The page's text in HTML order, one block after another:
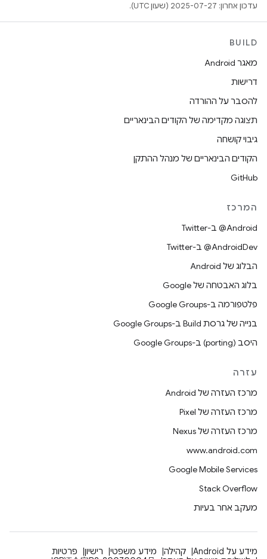
עדכון אחרון: 2025-07-27 (שעון UTC).
BUILD
מאגר Android
דרישות
להסבר על ההורדה
תצוגה מקדימה של הקודים הבינאריים
גיבוי קושחה
הקודים הבינאריים של מנהל ההתקן
GitHub
המרכז
‎@Android ב-Twitter
‎@AndroidDev ב-Twitter
הבלוג של Android
בלוג האבטחה של Google
פלטפורמה ב-Google Groups
בנייה של גרסת Build ב-Google Groups
היסב (porting) ב-Google Groups
עזרה
מרכז העזרה של Android
מרכז העזרה של Pixel
מרכז העזרה של Nexus
www.android.com
Google Mobile Services
Stack Overflow
מעקב אחר בעיות
מידע על Android קהילה מידע משפטי רישיון
פרטיות